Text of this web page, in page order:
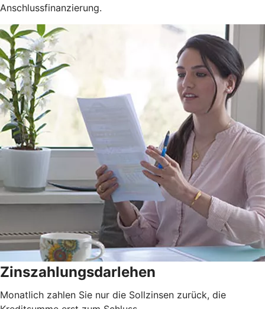
Anschlussfinanzierung.
Zinszahlungsdarlehen
Monatlich zahlen Sie nur die Sollzinsen zurück, die